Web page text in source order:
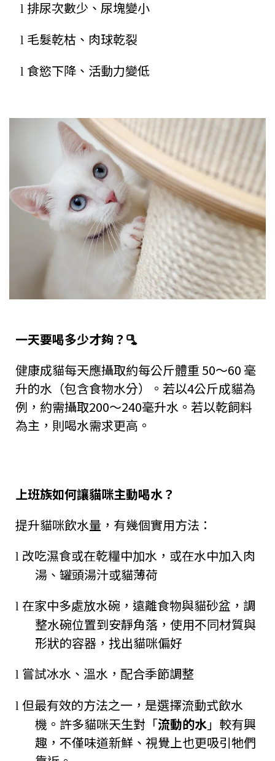
l 排尿次數少、尿塊變小
l 毛髮乾枯、肉球乾裂
l 食慾下降、活動力變低
一天要喝多少才夠？🫗
健康成貓每天應攝取約每公斤體重50～60 毫
升的水（包含食物水分）。若以4公斤成貓為
例，約需攝取200～240毫升水。若以乾飼料
為主，則喝水需求更高。
上班族如何讓貓咪主動喝水？
提升貓咪飲水量，有幾個實用方法：
l 改吃濕食或在乾糧中加水，或在水中加入肉
湯、罐頭湯汁或貓薄荷
l 在家中多處放水碗，遠離食物與貓砂盆，調
整水碗位置到安靜角落，使用不同材質與
形狀的容器，找出貓咪偏好
l 嘗試冰水、溫水，配合季節調整
l 但最有效的方法之一，是選擇流動式飲水
機。許多貓咪天生對「流動的水」較有興
趣，不僅味道新鮮、視覺上也更吸引牠們